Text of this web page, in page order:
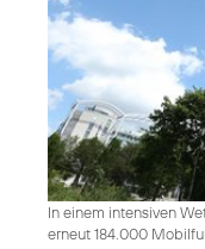
In einem intensiven
erneut 184.000